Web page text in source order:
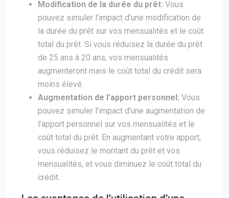
Modification de la durée du prêt: Vous
pouvez simuler l’impact d’une modification de
la durée du prêt sur vos mensualités et le coût
total du prêt. Si vous réduisez la durée du prêt
de 25 ans à 20 ans, vos mensualités
augmenteront mais le coût total du crédit sera
moins élevé.
Augmentation de l’apport personnel: Vous
pouvez simuler l’impact d’une augmentation de
l’apport personnel sur vos mensualités et le
coût total du prêt. En augmentant votre apport,
vous réduisez le montant du prêt et vos
mensualités, et vous diminuez le coût total du
crédit.